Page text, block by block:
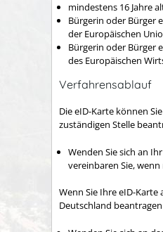
mindestens 16 Jahre
Bürgerin oder Bürger
der Europäischen
Bürgerin oder Bürger
des Europäischen
Verfahrensablauf
Die eID-Karte können
zuständigen Stelle
Wenden Sie sich an
vereinbaren Sie,
Wenn Sie Ihre eID-Karte
Deutschland